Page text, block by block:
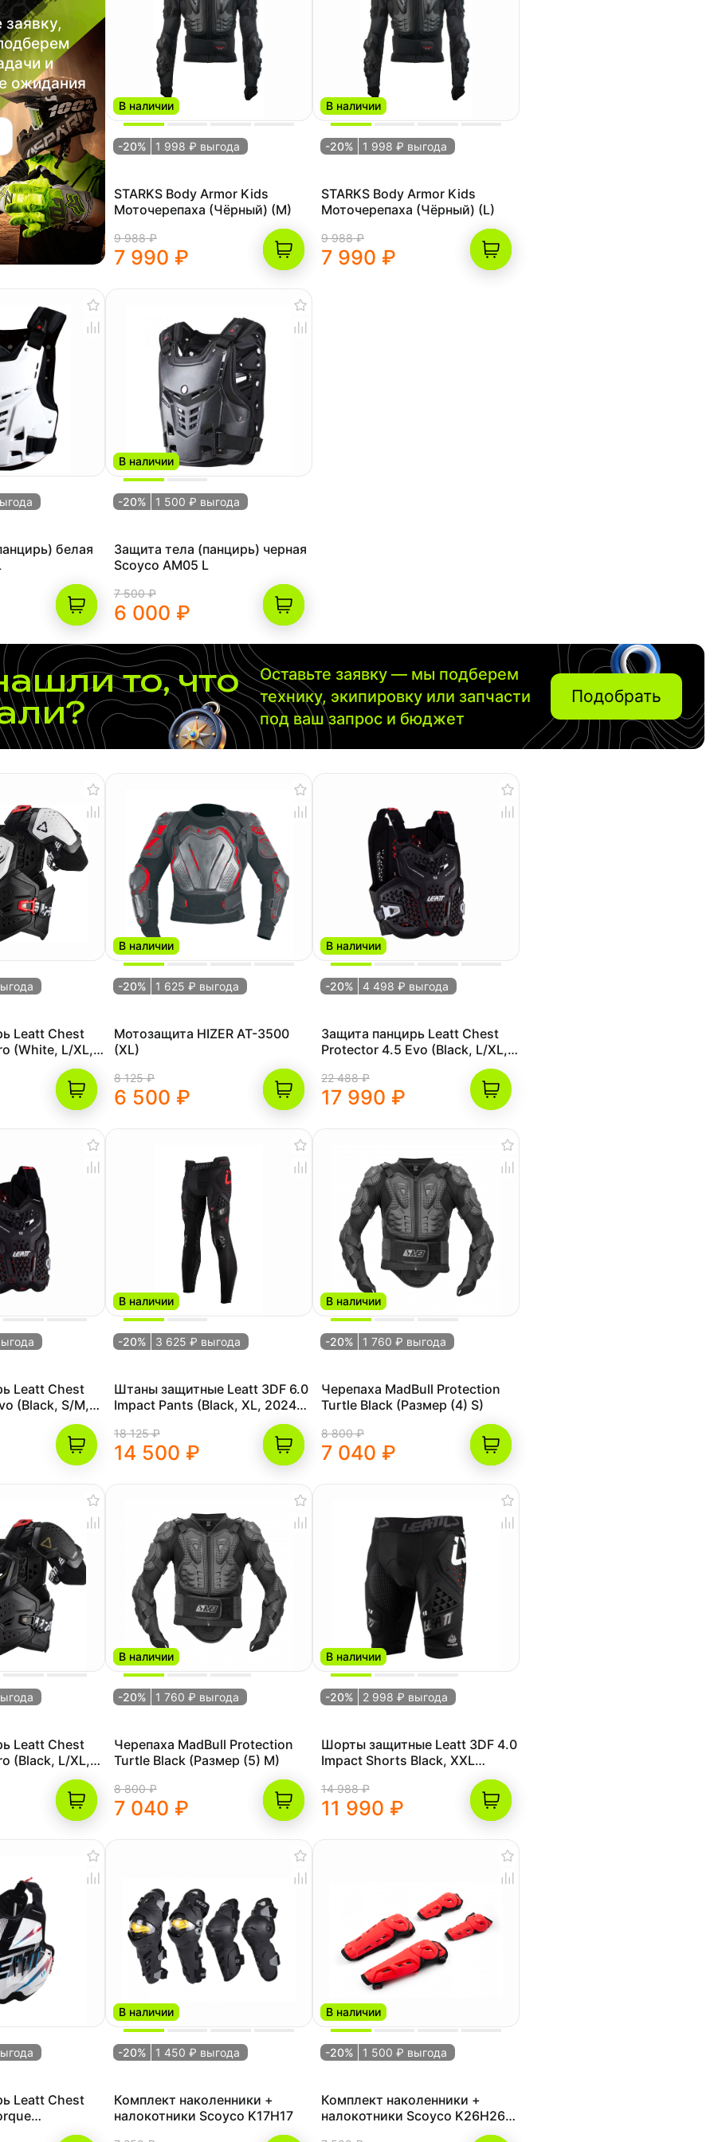
заявку,
и
ожидания
В наличии
-20% 1 998 ₽ выгода
STARKS Body Armor Kids
Моточерепаха (Чёрный) (M)
9 988 ₽
7 990 ₽
В наличии
-20% 1 998 ₽ выгода
STARKS Body Armor Kids
Моточерепаха (Чёрный) (L)
9 988 ₽
7 990 ₽
белая
В наличии
-20% 1 500 ₽ выгода
Защита тела (панцирь) черная
Scoyco AM05 L
7 500 ₽
6 000 ₽
то, что
Оставьте заявку — мы подберем
технику, экипировку или запчасти
под ваш запрос и бюджет
Подобрать
Leatt Chest
(White, L/XL,
В наличии
-20% 1 625 ₽ выгода
Мотозащита HIZER AT-3500
(XL)
8 125 ₽
6 500 ₽
В наличии
-20% 4 498 ₽ выгода
Защита панцирь Leatt Chest
Protector 4.5 Evo (Black, L/XL,
22 488 ₽
17 990 ₽
Leatt Chest
(Black, S/M,
В наличии
-20% 3 625 ₽ выгода
Штаны защитные Leatt 3DF 6.0
Impact Pants (Black, XL, 2024
18 125 ₽
14 500 ₽
В наличии
-20% 1 760 ₽ выгода
Черепаха MadBull Protection
Turtle Black (Размер (4) S)
8 800 ₽
7 040 ₽
Leatt Chest
(Black, L/XL,
В наличии
-20% 1 760 ₽ выгода
Черепаха MadBull Protection
Turtle Black (Размер (5) M)
8 800 ₽
7 040 ₽
В наличии
-20% 2 998 ₽ выгода
Шорты защитные Leatt 3DF 4.0
Impact Shorts Black, XXL
14 988 ₽
11 990 ₽
Leatt Chest
В наличии
-20% 1 450 ₽ выгода
Комплект наколенники +
налокотники Scoyco K17H17
В наличии
-20% 1 500 ₽ выгода
Комплект наколенники +
налокотники Scoyco K26H26